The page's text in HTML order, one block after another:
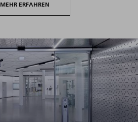
MEHR ERFAHREN